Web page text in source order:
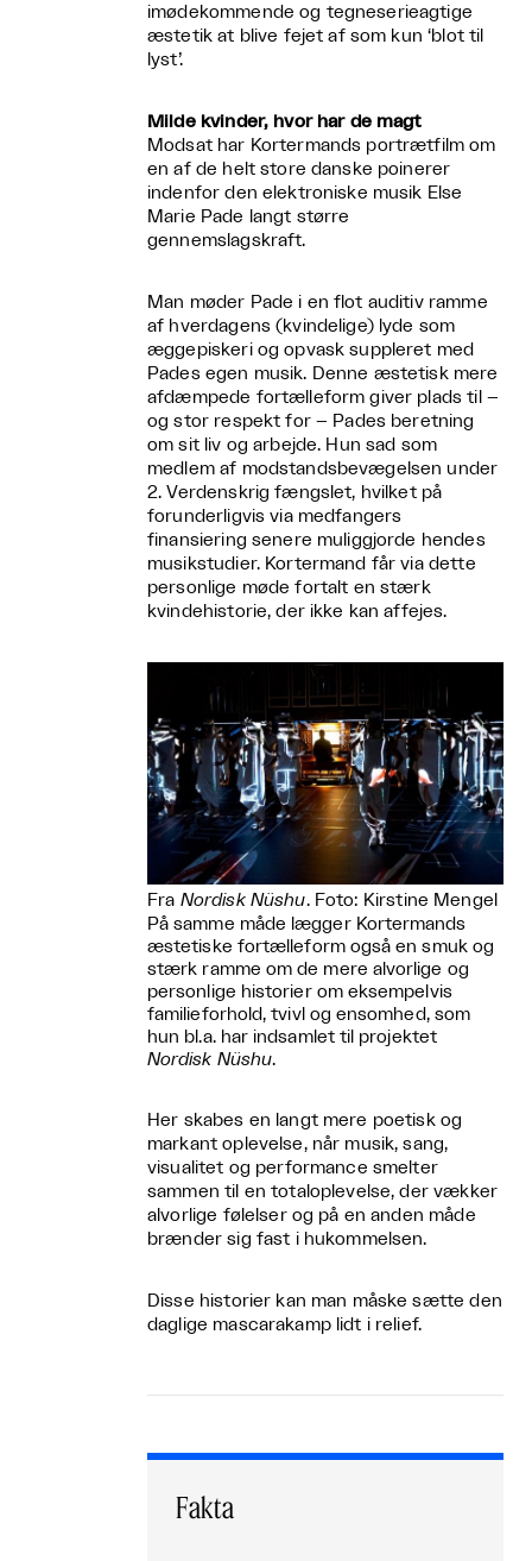
imødekommende og tegneserieagtige
æstetik at blive fejet af som kun ‘blot til
lyst’.
Milde kvinder, hvor har de magt
Modsat har Kortermands portrætfilm om
en af de helt store danske poinerer
indenfor den elektroniske musik Else
Marie Pade langt større
gennemslagskraft.
Man møder Pade i en flot auditiv ramme
af hverdagens (kvindelige) lyde som
æggepiskeri og opvask suppleret med
Pades egen musik. Denne æstetisk mere
afdæmpede fortælleform giver plads til –
og stor respekt for – Pades beretning
om sit liv og arbejde. Hun sad som
medlem af modstandsbevægelsen under
2. Verdenskrig fængslet, hvilket på
forunderligvis via medfangers
finansiering senere muliggjorde hendes
musikstudier. Kortermand får via dette
personlige møde fortalt en stærk
kvindehistorie, der ikke kan affejes.
Fra Nordisk Nüshu. Foto: Kirstine Mengel
På samme måde lægger Kortermands
æstetiske fortælleform også en smuk og
stærk ramme om de mere alvorlige og
personlige historier om eksempelvis
familieforhold, tvivl og ensomhed, som
hun bl.a. har indsamlet til projektet
Nordisk Nüshu.
Her skabes en langt mere poetisk og
markant oplevelse, når musik, sang,
visualitet og performance smelter
sammen til en totaloplevelse, der vækker
alvorlige følelser og på en anden måde
brænder sig fast i hukommelsen.
Disse historier kan man måske sætte den
daglige mascarakamp lidt i relief.
Fakta